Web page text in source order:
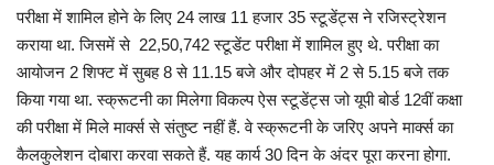
परीक्षा में शामिल होने के लिए 24 लाख 11 हजार 35 स्टूडेंट्स ने रजिस्ट्रेशन
कराया था. जिसमें से 22,50,742 स्टूडेंट परीक्षा में शामिल हुए थे. परीक्षा का
आयोजन 2 शिफ्ट में सुबह 8 से 11.15 बजे और दोपहर में 2 से 5.15 बजे तक
किया गया था. स्क्रूटनी का मिलेगा विकल्प ऐस स्टूडेंट्स जो यूपी बोर्ड 12वीं कक्षा
की परीक्षा में मिले मार्क्स से संतुष्ट नहीं हैं. वे स्क्रूटनी के जरिए अपने मार्क्स का
कैलकुलेशन दोबारा करवा सकते हैं. यह कार्य 30 दिन के अंदर पूरा करना होगा.